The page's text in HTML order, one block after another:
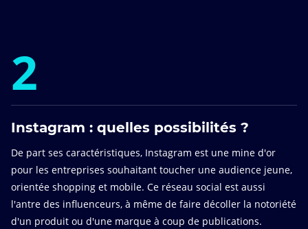
2
Instagram : quelles possibilités ?
De part ses caractéristiques, Instagram est une mine d'or
pour les entreprises souhaitant toucher une audience jeune,
orientée shopping et mobile. Ce réseau social est aussi
l'antre des influenceurs, à même de faire décoller la notoriété
d'un produit ou d'une marque à coup de publications.